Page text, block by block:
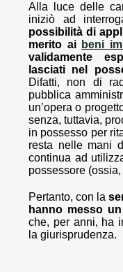
Alla luce delle
iniziò ad
possibilità di
merito ai beni
validamente
lasciati nel
Difatti, non di
pubblica
un’opera o
senza, tuttavia,
in possesso per
resta nelle mani
continua ad
possessore (ossia,
Pertanto, con la
hanno messo
che, per anni, ha
la giurisprudenza.